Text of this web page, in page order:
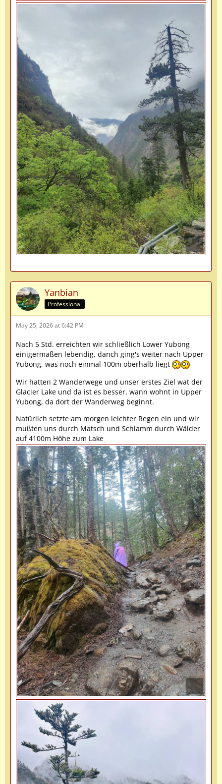
Yanbian
Professional
May 25, 2026 at 6:42 PM
Nach 5 Std. erreichten wir schließlich Lower Yubong
einigermaßen lebendig, danch ging's weiter nach Upper
Yubong, was noch einmal 100m oberhalb liegt
Wir hatten 2 Wanderwege und unser erstes Ziel wat der
Glacier Lake und da ist es besser, wann wohnt in Upper
Yubong, da dort der Wanderweg beginnt.
Natürlich setzte am morgen leichter Regen ein und wir
mußten uns durch Matsch und Schlamm durch Wälder
auf 4100m Höhe zum Lake